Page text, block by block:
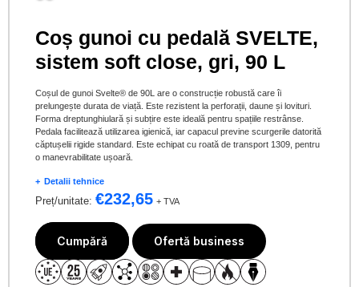
Coș gunoi cu pedală SVELTE,
sistem soft close, gri, 90 L
Coșul de gunoi Svelte® de 90L are o construcție robustă care îi
prelungește durata de viață. Este rezistent la perforații, daune și lovituri.
Forma dreptunghiulară și subțire este ideală pentru spațiile restrânse.
Pedala facilitează utilizarea igienică, iar capacul previne scurgerile datorită
căptușelii rigide standard. Este echipat cu roată de transport 1309, pentru
o manevrabilitate ușoară.
Detalii tehnice
Preț/unitate: €232,65 + TVA
Cumpără Ofertă business